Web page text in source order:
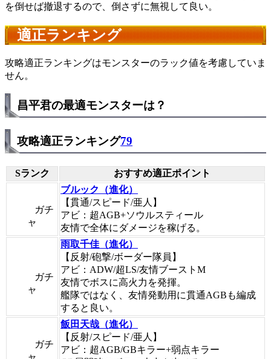
を倒せば撤退するので、倒さずに無視して良い。
適正ランキング
攻略適正ランキングはモンスターのラック値を考慮していま
せん。
昌平君の最適モンスターは？
攻略適正ランキング79
Sランク おすすめ適正ポイント
ガチ
ャ
ブルック（進化）
【貫通/スピード/亜人】
アビ：超AGB+ソウルスティール
友情で全体にダメージを稼げる。
ガチ
ャ
雨取千佳（進化）
【反射/砲撃/ボーダー隊員】
アビ：ADW/超LS/友情ブーストM
友情でボスに高火力を発揮。
艦隊ではなく、友情発動用に貫通AGBも編成
すると良い。
ガチ
ャ
飯田天哉（進化）
【反射/スピード/亜人】
アビ：超AGB/GBキラー+弱点キラー